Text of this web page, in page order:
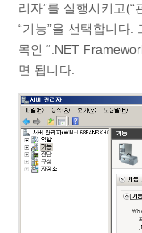
리자”를 실행시키고
“기능”을 선택합니다.
목인 “.NET
면 됩니다.